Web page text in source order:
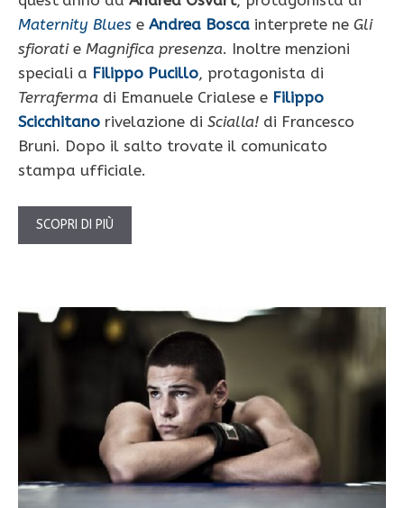
Maternity Blues e Andrea Bosca interprete ne Gli
sfioratie Magnifica presenza. Inoltre menzioni
speciali a Filippo Pucillo, protagonista di
Terraferma di Emanuele Crialese e Filippo
Scicchitano rivelazione di Scialla! di Francesco
Bruni. Dopo il salto trovate il comunicato
stampa ufficiale.
SCOPRI DI PIÙ